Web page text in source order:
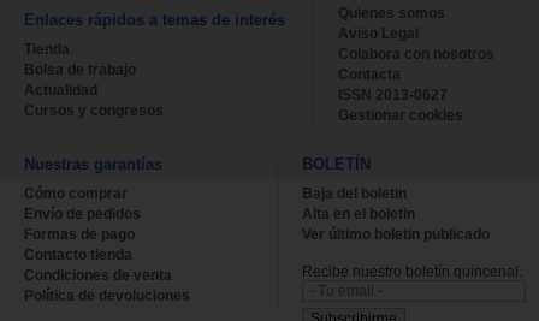
Enlaces rápidos a temas de interés
Tienda
Bolsa de trabajo
Actualidad
Cursos y congresos
Quienes somos
Aviso Legal
Colabora con nosotros
Contacta
ISSN 2013-0627
Gestionar cookies
Nuestras garantías
Cómo comprar
Envío de pedidos
Formas de pago
Contacto tienda
Condiciones de venta
Política de devoluciones
BOLETÍN
Baja del boletin
Alta en el boletin
Ver último boletin publicado
Recibe nuestro boletín quincenal.